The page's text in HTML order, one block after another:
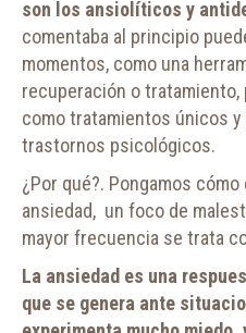
son los ansiolíticos y
comentaba al principio
momentos, como una
recuperación o
como tratamientos únicos
trastornos psicológicos.
¿Por qué?. Pongamos
ansiedad, un foco de
mayor frecuencia se trata
La ansiedad es una
que se genera ante